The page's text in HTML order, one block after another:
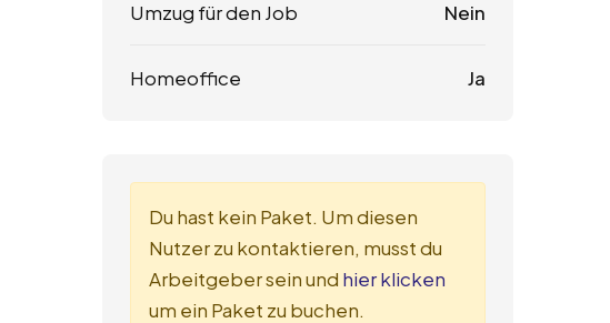
Umzug für den Job Nein
Homeoffice Ja
Du hast kein Paket. Um diesen
Nutzer zu kontaktieren, musst du
Arbeitgeber sein und hier klicken
um ein Paket zu buchen.